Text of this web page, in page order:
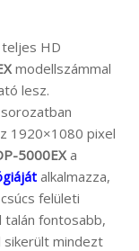
HD
modellszámmal
lesz.
1920×1080 pixel
5000EX a
alkalmazza,
felületi
talán fontosabb,
sikerült mindezt